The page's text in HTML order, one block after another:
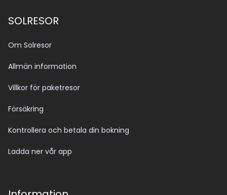
SOLRESOR
Om Solresor
Allmän information
Villkor för paketresor
Försäkring
Kontrollera och betala din bokning
Ladda ner vår app